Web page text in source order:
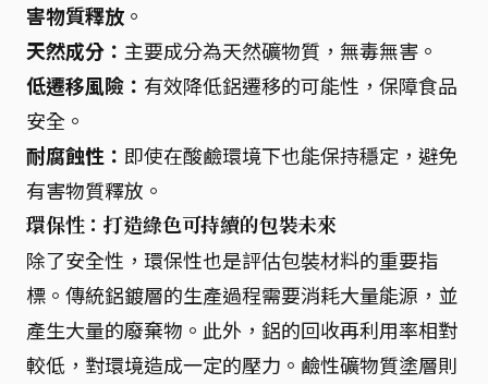
害物質釋放 。
天然成分： 主要成分為天然礦物質，無毒無害。
低遷移風險： 有效降低鋁遷移的可能性，保障食品
安全。
耐腐蝕性： 即使在酸鹼環境下也能保持穩定，避免
有害物質釋放。
環保性：打造綠色可持續的包裝未來
除了安全性，環保性也是評估包裝材料的重要指
標。傳統鋁鍍層的生產過程需要消耗大量能源，並
產生大量的廢棄物。此外，鋁的回收再利用率相對
較低，對環境造成一定的壓力。鹼性礦物質塗層則